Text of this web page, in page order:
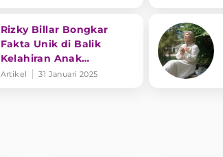
Rizky Billar Bongkar
Fakta Unik di Balik
Kelahiran Anak
Keduanya
Artikel 31 Januari 2025